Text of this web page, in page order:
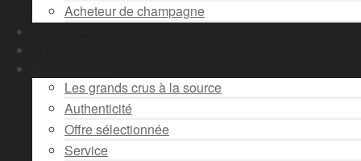
Acheteur de champagne
Les grands crus à la source
Authenticité
Offre sélectionnée
Service